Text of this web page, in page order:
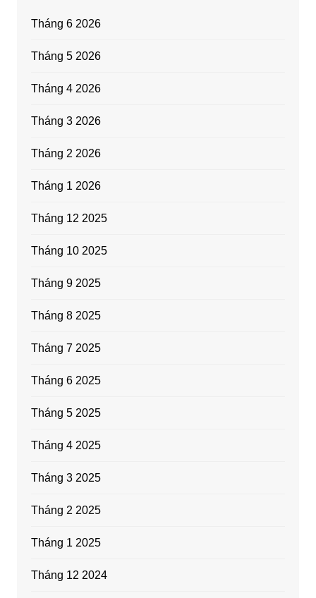
Tháng 6 2026
Tháng 5 2026
Tháng 4 2026
Tháng 3 2026
Tháng 2 2026
Tháng 1 2026
Tháng 12 2025
Tháng 10 2025
Tháng 9 2025
Tháng 8 2025
Tháng 7 2025
Tháng 6 2025
Tháng 5 2025
Tháng 4 2025
Tháng 3 2025
Tháng 2 2025
Tháng 1 2025
Tháng 12 2024